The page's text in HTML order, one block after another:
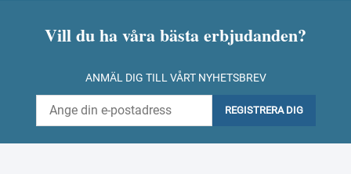
Vill du ha våra bästa erbjudanden?
ANMÄL DIG TILL VÅRT NYHETSBREV
REGISTRERA DIG